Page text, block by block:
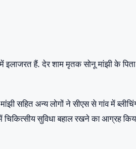
हैं. देर शाम मृतक सोनू मांझी के
सहित अन्य लोगों ने सीएस से गांव में
चिकित्सीय सुविधा बहाल रखने का आग्रह